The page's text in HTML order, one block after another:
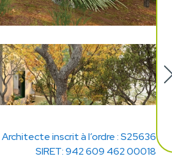
Architecte inscrit à l’ordre : S25636
SIRET: 942 609 462 00018